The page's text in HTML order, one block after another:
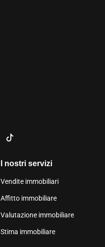
I nostri servizi
Vendite immobiliari
Affitto immobiliare
Valutazione immobiliare
Stima immobiliare